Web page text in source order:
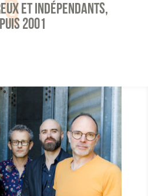
ET INDÉPENDANTS,
2001